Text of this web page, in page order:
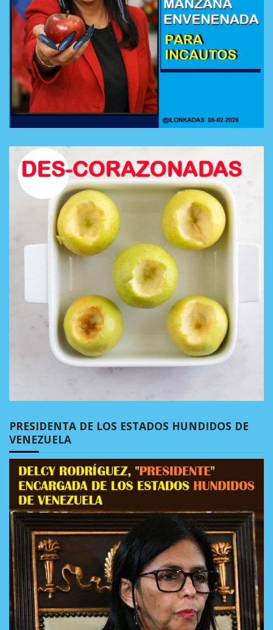
PRESIDENTA DE LOS ESTADOS HUNDIDOS DE
VENEZUELA